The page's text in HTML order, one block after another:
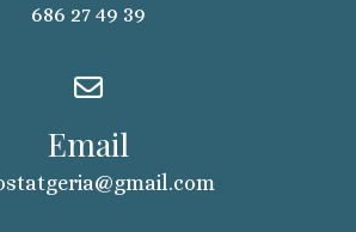
686 27 49 39
Email